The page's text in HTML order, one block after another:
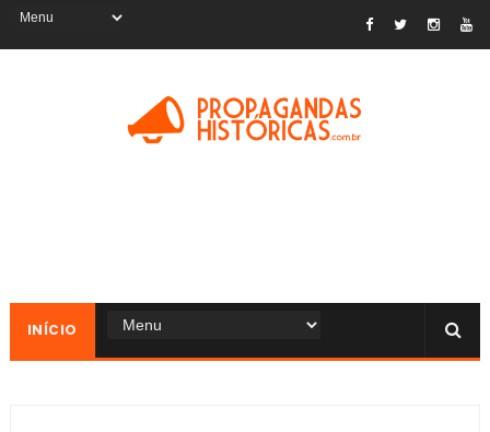
INÍCIO